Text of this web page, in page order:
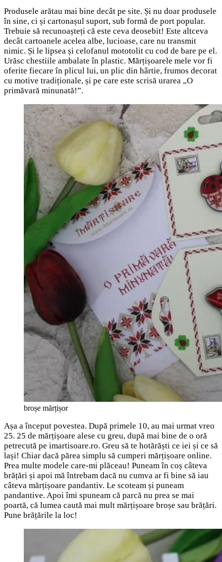
Produsele arătau mai bine decât pe site. Și nu doar produsele
în sine, ci și cartonașul suport, sub formă de port popular.
Trebuie să recunoașteți că este ceva deosebit! Este altceva
decât cartoanele acelea albe, lucioase, care nu transmit
nimic. Și le lipsea și celofanul mototolit cu cod de bare pe el.
Urăsc chestiile ambalate în plastic. Mărțișoarele mele vor fi
oferite fiecare în plicul lui, un plic din hârtie, frumos decorat
cu motive tradiționale, și pe care este scrisă urarea „O
primăvară minunată!”.
broșe mărțișor
Așa a început povestea. După primele 10, au mai urmat vreo
25. 25 de mărțișoare alese cu greu, după mai bine de o oră
petrecută pe imartisoare.ro. Greu să te hotărăști ce iei și ce să
lași! Chiar dacă părea simplu să cumperi mărțișoare online.
Prea multe modele care-mi plăceau! Puneam în coș câteva
brățări și apoi mă întrebam dacă nu cumva ar fi bine să iau
câteva mărțișoare pandantiv. Le scoteam și puneam
pandantive. Apoi îmi spuneam că parcă nu prea se mai
poartă, că lumea caută mai mult mărțișoare broșe sau brățări.
Pune brățările la loc!